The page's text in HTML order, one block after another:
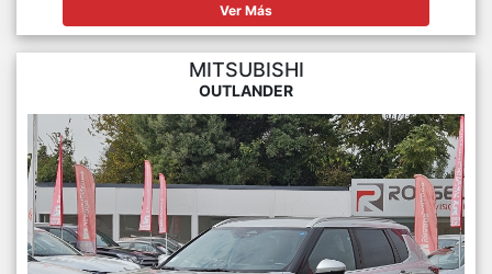
Ver Más
MITSUBISHI
OUTLANDER